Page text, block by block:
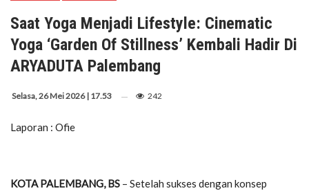
Saat Yoga Menjadi Lifestyle: Cinematic
Yoga ‘Garden Of Stillness’ Kembali Hadir Di
ARYADUTA Palembang
Selasa, 26 Mei 2026 | 17.53 242
Laporan : Ofie
KOTA PALEMBANG, BS – Setelah sukses dengan konsep